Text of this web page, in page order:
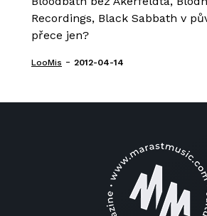
Recordings, Black Sabbath v
přece jen?
LooMis - 2012-04-14